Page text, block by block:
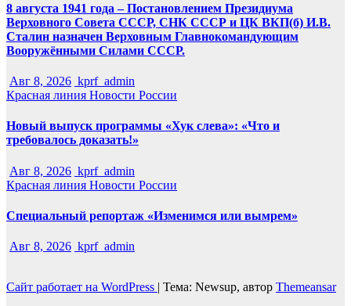
8 августа 1941 года – Постановлением Президиума
Верховного Совета СССР, СНК СССР и ЦК ВКП(б) И.В.
Сталин назначен Верховным Главнокомандующим
Вооружёнными Силами СССР.
Авг 8, 2026 kprf_admin
Красная линия Новости России
Новый выпуск программы «Хук слева»: «Что и
требовалось доказать!»
Авг 8, 2026 kprf_admin
Красная линия Новости России
Специальный репортаж «Изменимся или вымрем»
Авг 8, 2026 kprf_admin
Сайт работает на WordPress | Тема: Newsup, автор Themeansar